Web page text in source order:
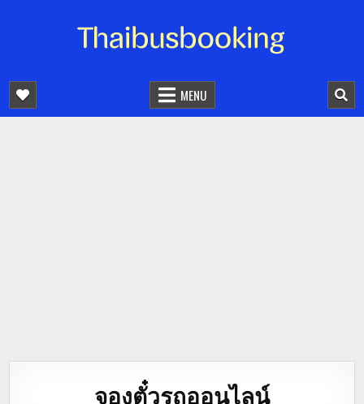
จองตั๋วรถออนไลน์ 24 ชั่วโมง
MENU
จองตั๋วรถออนไลน์